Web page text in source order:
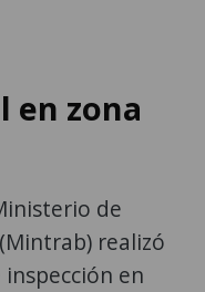
en zona
de
realizó
en